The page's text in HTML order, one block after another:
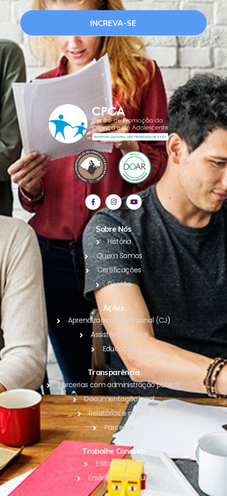
INCREVA-SE
Sobre Nós
História
Quem Somos
Certificações
Gestão
Ações
Aprendizagem Profissional (CJ)
Assistência Social
Educação
Transparência
Parcerias com administração pública
Documentação legal
Relatórios e planos
Parceiros
Trabalhe Conosco
Editais Abertos
Envie seu Currículo